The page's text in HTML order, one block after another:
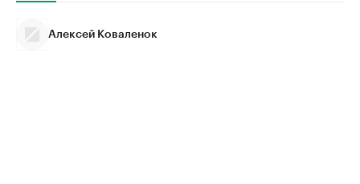
Алексей Коваленок